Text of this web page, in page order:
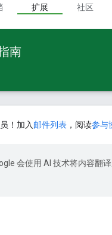
扩展 社区
南
！加入 邮件列表 ，阅读参与
会使用 AI 技术将内容翻